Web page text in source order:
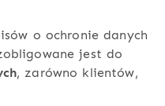
o ochronie danych
jest do
, zarówno klientów,